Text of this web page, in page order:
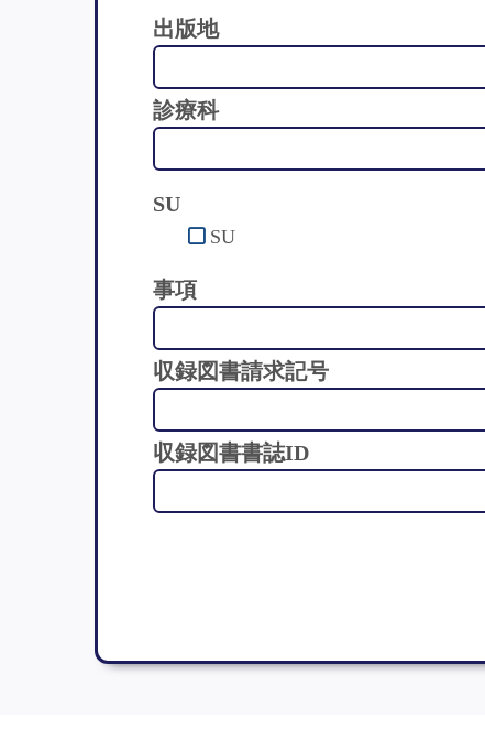
出版地
診療科
SU
SU
事項
収録図書請求記号
収録図書書誌ID